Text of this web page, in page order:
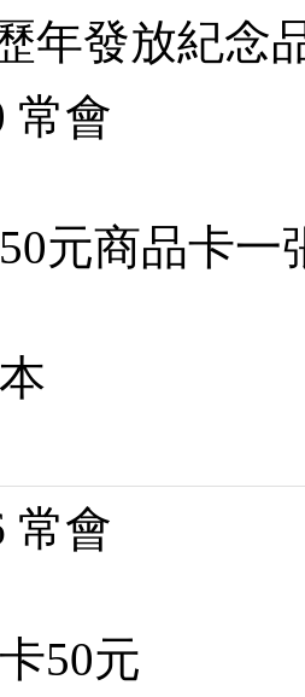
年發放紀念
常會
元商品卡一
常會
50元